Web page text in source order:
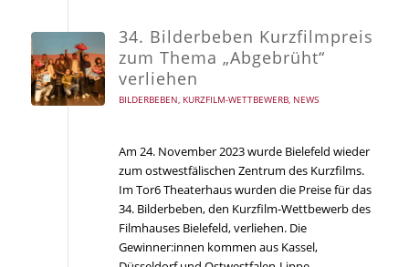
34. Bilderbeben Kurzfilmpreis
zum Thema „Abgebrüht“
verliehen
BILDERBEBEN, KURZFILM-WETTBEWERB, NEWS
Am 24. November 2023 wurde Bielefeld wieder
zum ostwestfälischen Zentrum des Kurzfilms.
Im Tor6 Theaterhaus wurden die Preise für das
34. Bilderbeben, den Kurzfilm-Wettbewerb des
Filmhauses Bielefeld, verliehen. Die
Gewinner:innen kommen aus Kassel,